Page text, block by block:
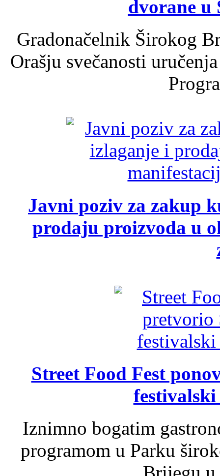
dvorane u
Gradonačelnik Širokog
Orašju svečanosti
Javni poziv za zakup
prodaju proizvoda u
Street Food Fest
Iznimno bogatim
programom u Parku